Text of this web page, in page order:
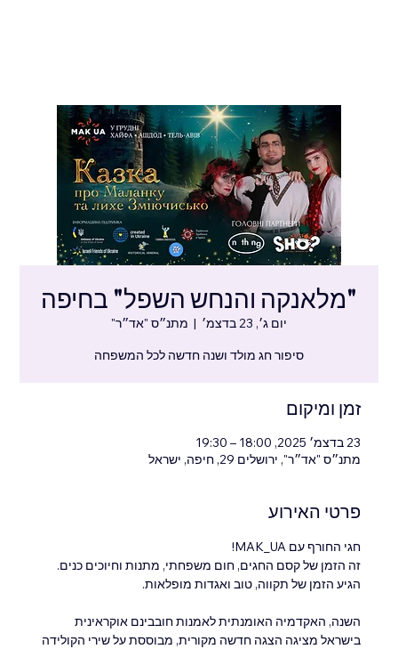
"מלאנקה והנחש השפל" בחיפה
יום ג׳, 23 בדצמ׳
  |
מתנ״ס "אד״ר"
סיפור חג מולד ושנה חדשה לכל המשפחה
זמן ומיקום
23 בדצמ׳ 2025, 18:00 – 19:30
מתנ״ס "אד״ר", ירושלים 29, חיפה, ישראל
פרטי האירוע
חגי החורף עם MAK_UA!
זה הזמן של קסם החגים, חום משפחתי, מתנות וחיוכים כנים.
הגיע הזמן של תקווה, טוב ואגדות מופלאות.
השנה, האקדמיה האומנתית לאמנות חובבינם אוקראינית
בישראל מציגה הצגה חדשה מקורית, מבוססת על שירי הקולידה